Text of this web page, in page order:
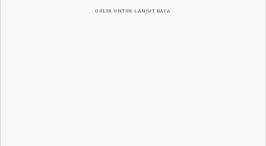
GULIR UNTUK LANJUT BACA